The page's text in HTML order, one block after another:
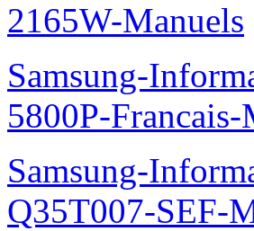
2165W-Manuels
Samsung-
5800P-Francais-
Samsung-
Q35T007-SEF-